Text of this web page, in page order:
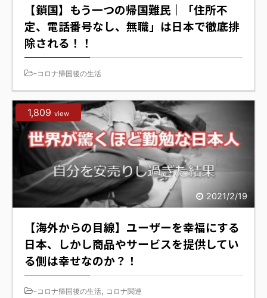
【鎖国】もう一つの帰国難民｜「住所不
定、電話番号なし、無職」は日本で徹底排
除される！！
-コロナ帰国後の生活
2021/2/19
1,809 view
【海外からの目線】ユーザーを幸福にする
日本、しかし商品やサービスを提供してい
る側は幸せなのか？！
-コロナ帰国後の生活, コロナ関連